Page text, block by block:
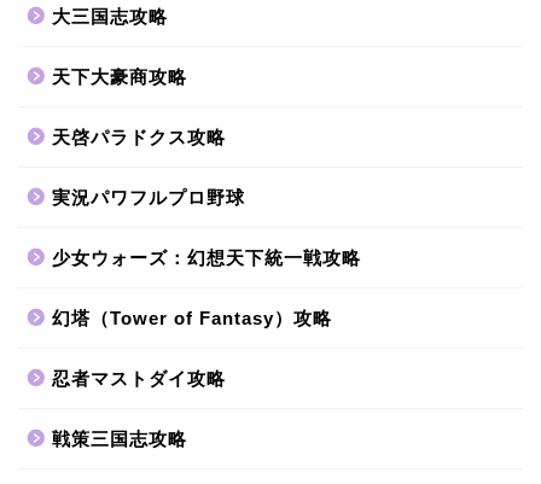
大三国志攻略
天下大豪商攻略
天啓パラドクス攻略
実況パワフルプロ野球
少女ウォーズ：幻想天下統一戦攻略
幻塔（Tower of Fantasy）攻略
忍者マストダイ攻略
戦策三国志攻略